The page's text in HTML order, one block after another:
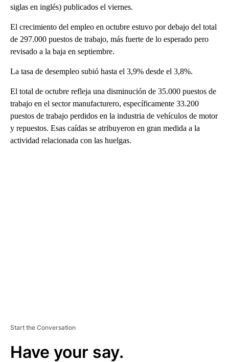
siglas en inglés) publicados el viernes.
El crecimiento del empleo en octubre estuvo por debajo del total
de 297.000 puestos de trabajo, más fuerte de lo esperado pero
revisado a la baja en septiembre.
La tasa de desempleo subió hasta el 3,9% desde el 3,8%.
El total de octubre refleja una disminución de 35.000 puestos de
trabajo en el sector manufacturero, específicamente 33.200
puestos de trabajo perdidos en la industria de vehículos de motor
y repuestos. Esas caídas se atribuyeron en gran medida a la
actividad relacionada con las huelgas.
Start the Conversation
Have your say.